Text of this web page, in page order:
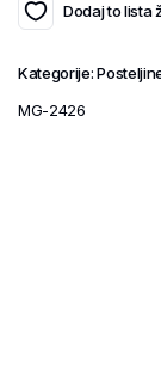
Dodaj to lista
Kategorije:
MG-2426